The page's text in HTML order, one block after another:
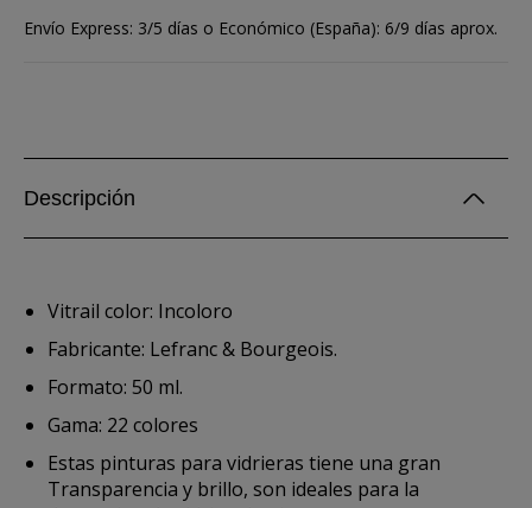
Envío Express: 3/5 días o Económico (España): 6/9 días aprox.
Descripción
Vitrail color: Incoloro
Fabricante: Lefranc & Bourgeois.
Formato: 50 ml.
Gama: 22 colores
Estas pinturas para vidrieras tiene una gran
Transparencia y brillo, son ideales para la